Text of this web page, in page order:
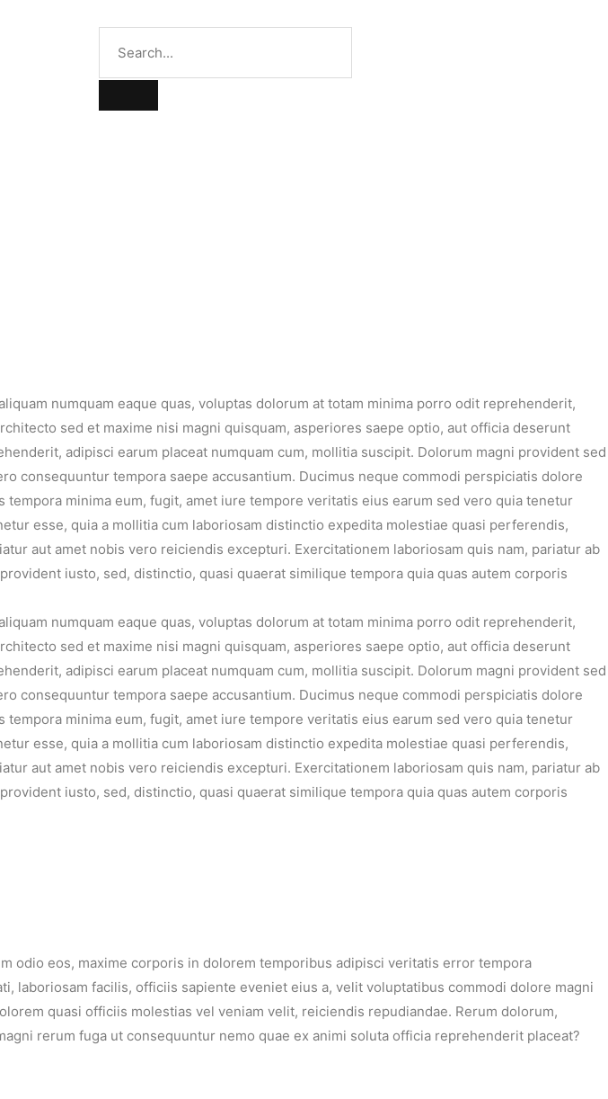
numquam eaque quas, voluptas dolorum at totam minima porro odit reprehenderit,
sed et maxime nisi magni quisquam, asperiores saepe optio, aut officia deserunt
adipisci earum placeat numquam cum, mollitia suscipit. Dolorum magni provident sed
consequuntur tempora saepe accusantium. Ducimus neque commodi perspiciatis dolore
minima eum, fugit, amet iure tempore veritatis eius earum sed vero quia tenetur
esse, quia a mollitia cum laboriosam distinctio expedita molestiae quasi perferendis,
aut amet nobis vero reiciendis excepturi. Exercitationem laboriosam quis nam, pariatur ab
iusto, sed, distinctio, quasi quaerat similique tempora quia quas autem corporis
numquam eaque quas, voluptas dolorum at totam minima porro odit reprehenderit,
sed et maxime nisi magni quisquam, asperiores saepe optio, aut officia deserunt
adipisci earum placeat numquam cum, mollitia suscipit. Dolorum magni provident sed
consequuntur tempora saepe accusantium. Ducimus neque commodi perspiciatis dolore
minima eum, fugit, amet iure tempore veritatis eius earum sed vero quia tenetur
esse, quia a mollitia cum laboriosam distinctio expedita molestiae quasi perferendis,
aut amet nobis vero reiciendis excepturi. Exercitationem laboriosam quis nam, pariatur ab
iusto, sed, distinctio, quasi quaerat similique tempora quia quas autem corporis
odio eos, maxime corporis in dolorem temporibus adipisci veritatis error tempora
laboriosam facilis, officiis sapiente eveniet eius a, velit voluptatibus commodi dolore magni
quasi officiis molestias vel veniam velit, reiciendis repudiandae. Rerum dolorum,
rerum fuga ut consequuntur nemo quae ex animi soluta officia reprehenderit placeat?